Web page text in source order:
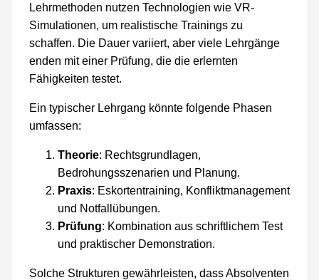
Lehrmethoden nutzen Technologien wie VR-
Simulationen, um realistische Trainings zu
schaffen. Die Dauer variiert, aber viele Lehrgänge
enden mit einer Prüfung, die die erlernten
Fähigkeiten testet.
Ein typischer Lehrgang könnte folgende Phasen
umfassen:
Theorie: Rechtsgrundlagen,
Bedrohungsszenarien und Planung.
Praxis: Eskortentraining, Konfliktmanagement
und Notfallübungen.
Prüfung: Kombination aus schriftlichem Test
und praktischer Demonstration.
Solche Strukturen gewährleisten, dass Absolventen